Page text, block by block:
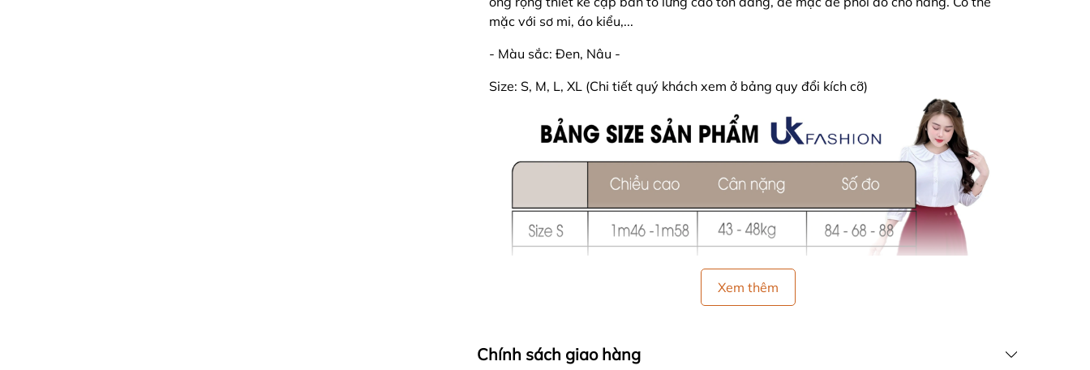
mặc với sơ mi, áo kiểu,...
- Màu sắc: Đen, Nâu -
Size: S, M, L, XL (Chi tiết quý khách xem ở bảng quy đổi kích cỡ)
Xem thêm
Chính sách giao hàng